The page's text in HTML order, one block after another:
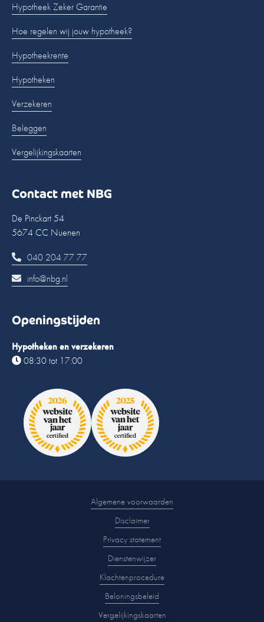
Hypotheek Zeker Garantie
Hoe regelen wij jouw hypotheek?
Hypotheekrente
Hypotheken
Verzekeren
Beleggen
Vergelijkingskaarten
Contact met NBG
De Pinckart 54
5674 CC Nuenen
040 204 77 77
info@nbg.nl
Openingstijden
Hypotheken en verzekeren
08:30 tot 17:00
Algemene voorwaarden
Disclaimer
Privacy statement
Dienstenwijzer
Klachtenprocedure
Beloningsbeleid
Vergelijkingskaarten